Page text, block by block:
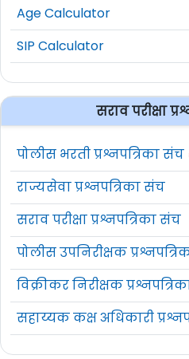
Age Calculator
SIP Calculator
सराव परीक्षा
पोलीस भरती प्रश्नपत्रिका संच
राज्यसेवा प्रश्नपत्रिका संच
सराव परीक्षा प्रश्नपत्रिका संच
पोलीस उपनिरीक्षक
विक्रीकर निरीक्षक
सहाय्यक कक्ष अधिकारी